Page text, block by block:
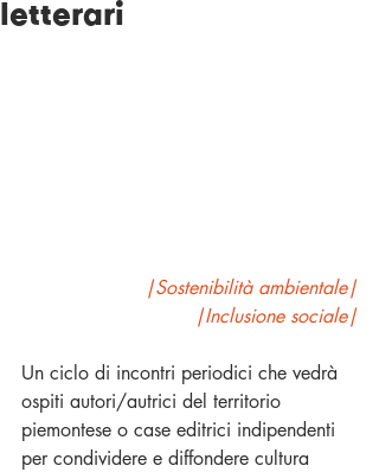
letterari
|Sostenibilità ambientale|
|Inclusione sociale|
Un ciclo di incontri periodici che vedrà
ospiti autori/autrici del territorio
piemontese o case editrici indipendenti
per condividere e diffondere cultura